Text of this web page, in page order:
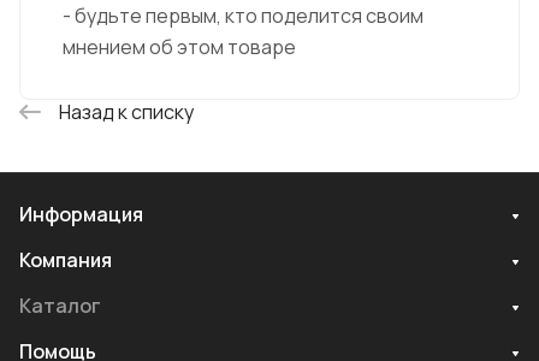
- будьте первым, кто поделится своим
мнением об этом товаре
Назад к списку
Информация
Компания
Каталог
Помощь